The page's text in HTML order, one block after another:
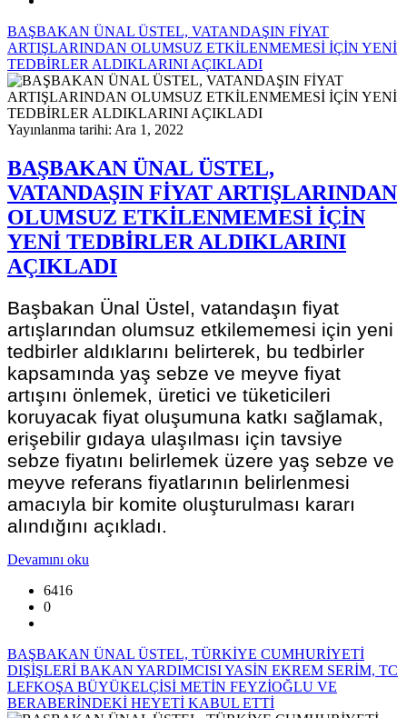
BAŞBAKAN ÜNAL ÜSTEL, VATANDAŞIN FİYAT
ARTIŞLARINDAN OLUMSUZ ETKİLENMEMESİ İÇİN YENİ
TEDBİRLER ALDIKLARINI AÇIKLADI
Yayınlanma tarihi: Ara 1, 2022
BAŞBAKAN ÜNAL ÜSTEL,
VATANDAŞIN FİYAT ARTIŞLARINDAN
OLUMSUZ ETKİLENMEMESİ İÇİN
YENİ TEDBİRLER ALDIKLARINI
AÇIKLADI
Başbakan Ünal Üstel, vatandaşın fiyat
artışlarından olumsuz etkilememesi için yeni
tedbirler aldıklarını belirterek, bu tedbirler
kapsamında yaş sebze ve meyve fiyat
artışını önlemek, üretici ve tüketicileri
koruyacak fiyat oluşumuna katkı sağlamak,
erişebilir gıdaya ulaşılması için tavsiye
sebze fiyatını belirlemek üzere yaş sebze ve
meyve referans fiyatlarının belirlenmesi
amacıyla bir komite oluşturulması kararı
alındığını açıkladı.
Devamını oku
6416
0
BAŞBAKAN ÜNAL ÜSTEL, TÜRKİYE CUMHURİYETİ
DIŞİŞLERİ BAKAN YARDIMCISI YASİN EKREM SERİM, TC
LEFKOŞA BÜYÜKELÇİSİ METİN FEYZİOĞLU VE
BERABERİNDEKİ HEYETİ KABUL ETTİ